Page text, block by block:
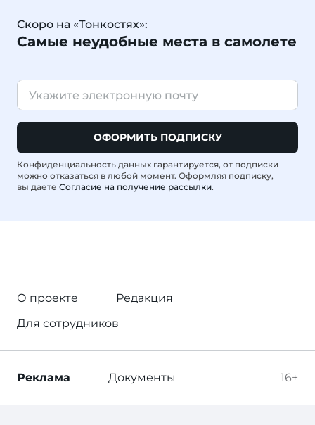
Скоро на «Тонкостях»:
Самые неудобные места в самолете
ОФОРМИТЬ ПОДПИСКУ
Конфиденциальность данных гарантируется, от подписки
можно отказаться в любой момент. Оформляя подписку,
вы даете Согласие на получение рассылки.
О проекте
Редакция
Для сотрудников
16+
Реклама Документы